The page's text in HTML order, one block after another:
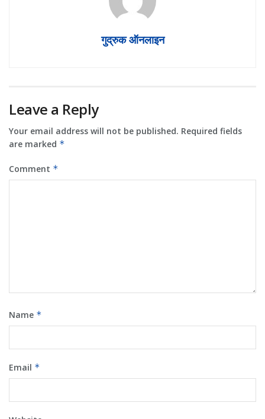
गुद्रुक ऑनलाइन
Leave a Reply
Your email address will not be published. Required fields
are marked *
Comment *
Name *
Email *